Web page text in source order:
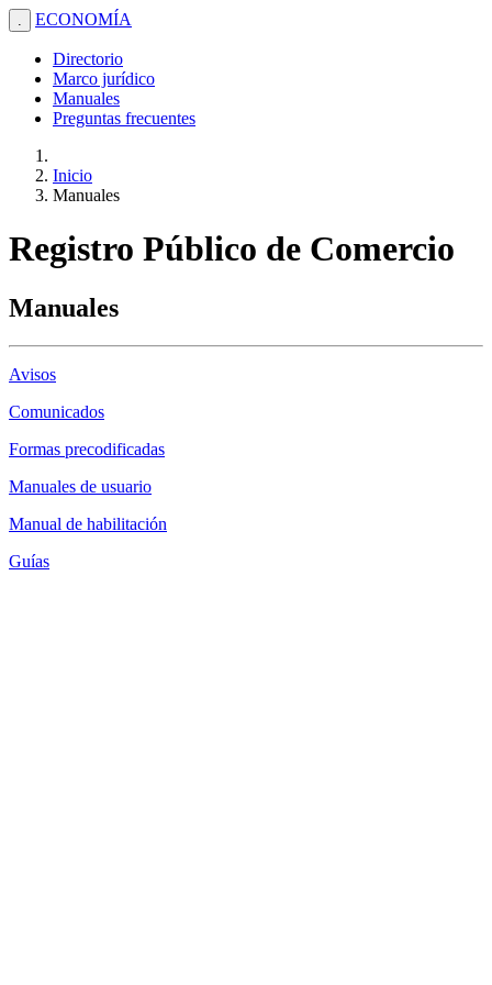
. ECONOMÍA
Directorio
Marco jurídico
Manuales
Preguntas frecuentes
Inicio
Manuales
Registro Público de Comercio
Manuales
Avisos
Comunicados
Formas precodificadas
Manuales de usuario
Manual de habilitación
Guías